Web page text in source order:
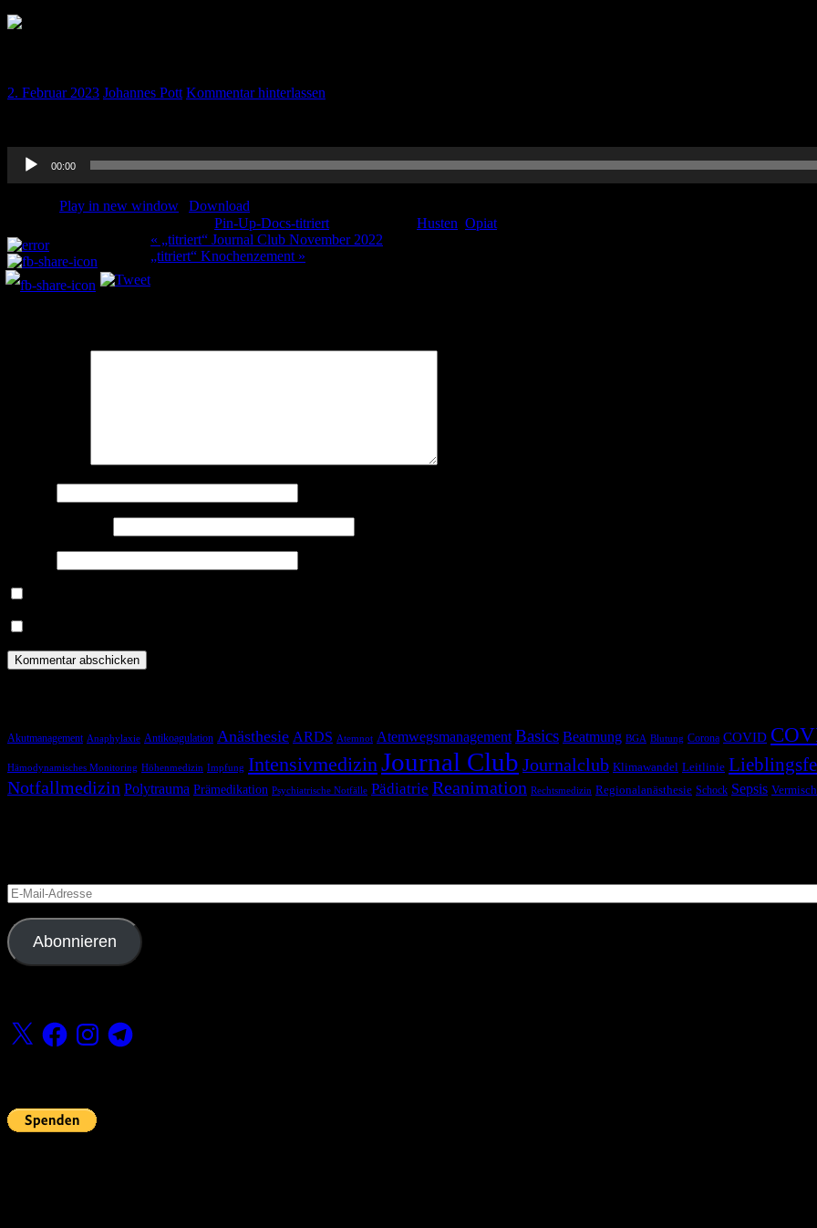
2. Februar 2023 Johannes Pott Kommentar hinterlassen
Audio-
Player
00:00
Play in new window
Download
Pin-Up-Docs-titriert Husten Opiat
Beitragsnavigation« „titriert“ Journal Club November 2022
„titriert“ Knochenzement »
Akutmanagement Anaphylaxie Antikoagulation Anästhesie ARDS Atemnot Atemwegsmanagement Basics Beatmung BGA Blutung Corona COVID
Hämodynamisches Monitoring Höhenmedizin Impfung IntensivmedizinJournal Club Journalclub Klimawandel Leitlinie
Notfallmedizin Polytrauma Prämedikation Psychiatrische Notfälle Pädiatrie Reanimation Rechtsmedizin Regionalanästhesie Schock Sepsis
E-
Mail-
Adresse
Abonnieren
X FacebookInstagramTelegram